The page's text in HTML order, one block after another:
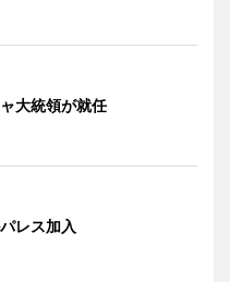
大統領が就任
レス加入